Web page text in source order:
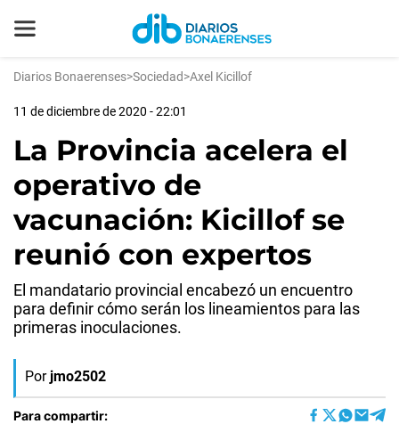
Diarios Bonaerenses>Sociedad>Axel Kicillof
11 de diciembre de 2020 - 22:01
La Provincia acelera el
operativo de
vacunación: Kicillof se
reunió con expertos
El mandatario provincial encabezó un encuentro
para definir cómo serán los lineamientos para las
primeras inoculaciones.
Por jmo2502
Para compartir: